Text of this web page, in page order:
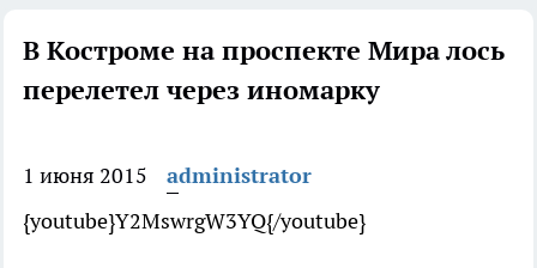
В Костроме на проспекте Мира лось
перелетел через иномарку
1 июня 2015
administrator
{youtube}Y2MswrgW3YQ{/youtube}